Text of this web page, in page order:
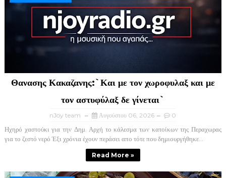
Θανασης Κακαζανης:`Και με τον χωροφυλαξ και με
τον αστυφύλαξ δε γίνεται`
nJoy team Αυγούστου 06, 2026 0
Ηχηρό χαστούκι για την Δημ. Αρχή το κάλεσμα των κατοίκων της Περαχωρας
για το ζεστό νερό Έξι χρόνια έχουν περάσει απο τότε που δημιουργήθηκε...
Read More »